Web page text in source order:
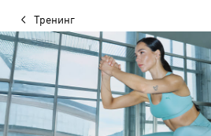
Тренинг